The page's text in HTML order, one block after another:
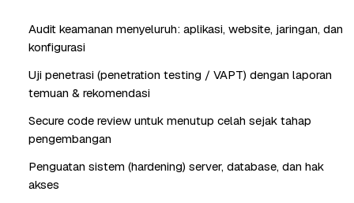
Audit keamanan menyeluruh: aplikasi, website, jaringan, dan
konfigurasi
Uji penetrasi (penetration testing / VAPT) dengan laporan
temuan & rekomendasi
Secure code review untuk menutup celah sejak tahap
pengembangan
Penguatan sistem (hardening) server, database, dan hak
akses